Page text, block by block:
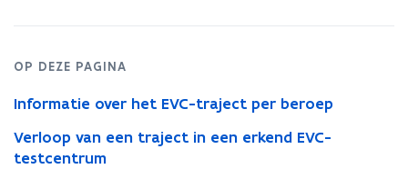
een
aantonen
een
erkend
OP DEZE PAGINA
Informatie over het EVC-traject per beroep
Verloop van een traject in een erkend EVC-
testcentrum